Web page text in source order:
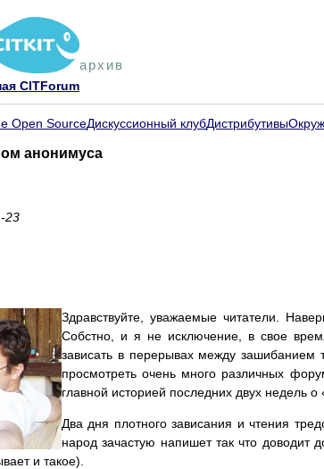
архив
CITForum
Open SourceДискуссионный клубДистрибутивы
анонимуса
23
Здравствуйте, уважаемые читатели.
Собстно, и я не исключение, в свое
зависать в перерывах между зашибанием
просмотреть очень много различных
главной историей последних двух недель
Два дня плотного зависания и чтения
народ зачастую напишет так что доводит
и такое).